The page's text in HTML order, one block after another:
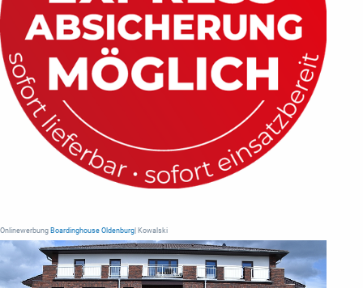
Onlinewerbung Boardinghouse Oldenburg | Kowalski